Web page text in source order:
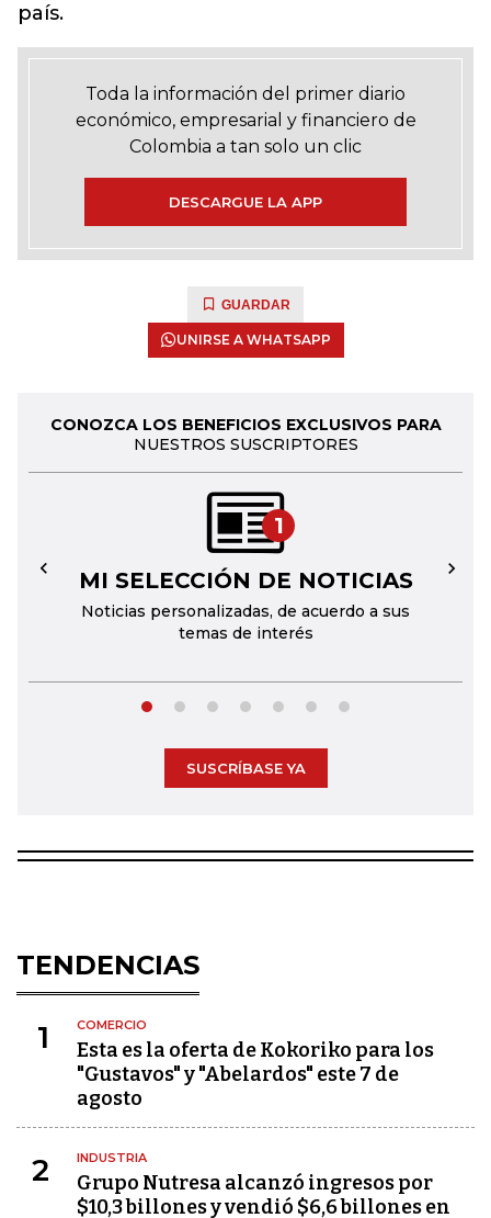
país.
Toda la información del primer diario
económico, empresarial y financiero de
Colombia a tan solo un clic
DESCARGUE LA APP
GUARDAR
UNIRSE A WHATSAPP
CONOZCA LOS BENEFICIOS EXCLUSIVOS PARA
NUESTROS SUSCRIPTORES
1
MI SELECCIÓN DE NOTICIAS
Noticias personalizadas, de acuerdo a sus
temas de interés
← →
SUSCRÍBASE YA
TENDENCIAS
1 COMERCIO
Esta es la oferta de Kokoriko para los
"Gustavos" y "Abelardos" este 7 de
agosto
2 INDUSTRIA
Grupo Nutresa alcanzó ingresos por
$10,3 billones y vendió $6,6 billones en